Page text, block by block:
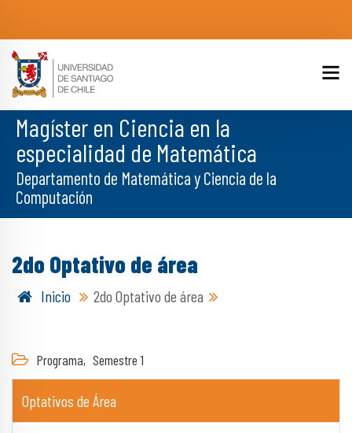
Magíster en Ciencia en la
especialidad de Matemática
Departamento de Matemática y Ciencia de la
Computación
2do Optativo de área
Inicio 2do Optativo de área
Programa, Semestre 1
Optativos de Área